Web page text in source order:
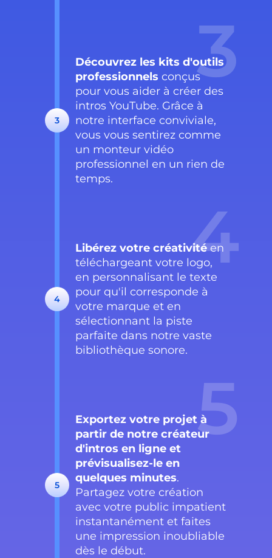
Découvrez les kits d'outils
professionnels conçus
pour vous aider à créer des
intros YouTube. Grâce à
notre interface conviviale,
vous vous sentirez comme
un monteur vidéo
professionnel en un rien de
temps.
3
3
Libérez votre créativitéen
téléchargeant votre logo,
en personnalisant le texte
pour qu'il corresponde à
votre marque et en
sélectionnant la piste
parfaite dans notre vaste
bibliothèque sonore.
4
4
Exportez votre projet à
partir de notre créateur
d'intros en ligne et
prévisualisez-le en
quelques minutes.
Partagez votre création
avec votre public impatient
instantanément et faites
une impression inoubliable
dès le début.
5
5